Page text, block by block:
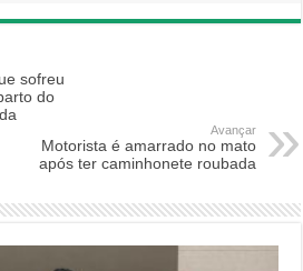
sofreu
do
Avançar
Motorista é amarrado no mato
após ter caminhonete roubada